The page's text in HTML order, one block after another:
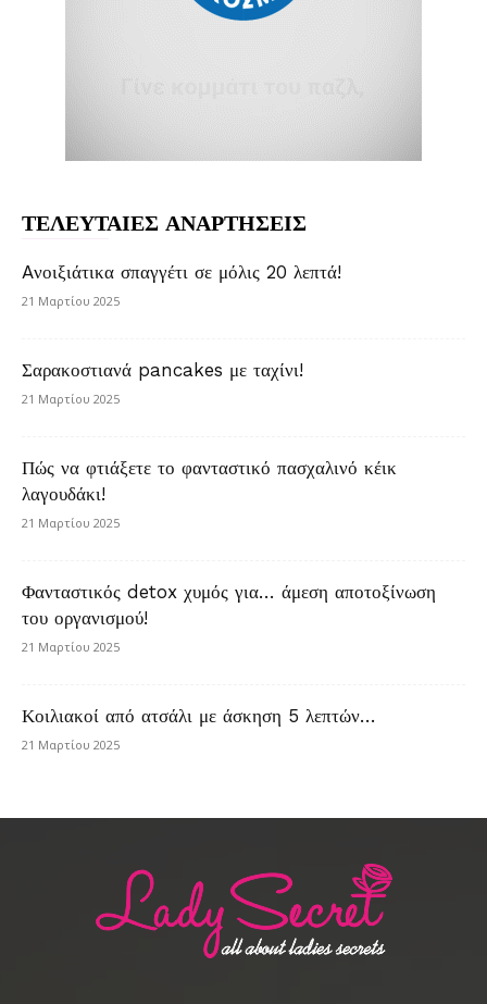
ΤΕΛΕΥΤΑΙΕΣ ΑΝΑΡΤΗΣΕΙΣ
Aνοιξιάτικα σπαγγέτι σε μόλις 20 λεπτά!
21 Μαρτίου 2025
Σαρακοστιανά pancakes με ταχίνι!
21 Μαρτίου 2025
Πώς να φτιάξετε το φανταστικό πασχαλινό κέικ
λαγουδάκι!
21 Μαρτίου 2025
Φανταστικός detox χυμός για… άμεση αποτοξίνωση
του οργανισμού!
21 Μαρτίου 2025
Κοιλιακοί από ατσάλι με άσκηση 5 λεπτών…
21 Μαρτίου 2025